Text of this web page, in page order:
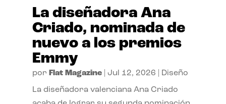
La diseñadora Ana
Criado, nominada de
nuevo a los premios
Emmy
por Flat Magazine| Jul 12, 2026 Diseño
La diseñadora valenciana Ana Criado